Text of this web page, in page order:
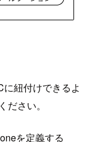
紐付けできるよ
ださい。
を定義する